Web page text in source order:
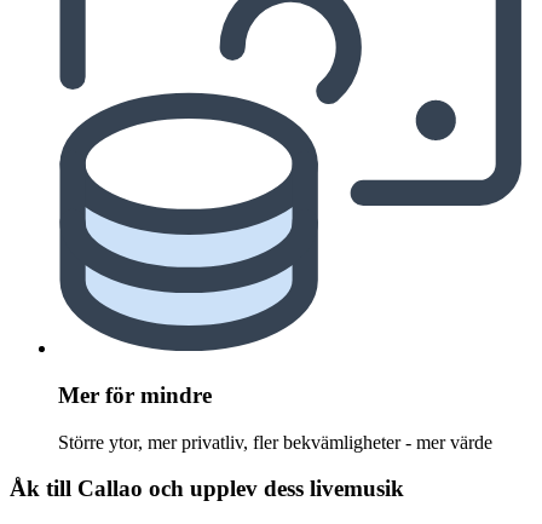
Mer för mindre
Större ytor, mer privatliv, fler bekvämligheter - mer värde
Åk till Callao och upplev dess livemusik